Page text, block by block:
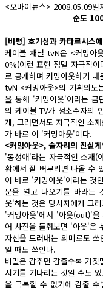
<오마이뉴스> 2008.05.09일
순도
[비평] 호기심과 카타르시스
케이블 채널 tvN은 <커밍아
0%(이런 표현 정말 자극적이
로 공개하며 커밍아웃하기 때
tvN <커밍아웃>의 기획의도
을 통해 '커밍아웃'이라는 금
의 케이블 TV가 성소수자의
게, 그러면서도 자극적인 소
가 바로 이 '커밍아웃'이다.
<커밍아웃>, 술자리의 진실
'동성애'라는 자극적인 소재(
황에서 잘 버무리면 나올 수
이 바로 '커밍아웃'이라는 것
문을 열고 나오기를 바라는
웃'하는 것은 당사자에게 그
'커밍아웃'에서 '아웃(out)'을
어 사전을 들춰보면 '아웃'은
자신을 드러내는 의미로도
일 때도 쓰인다.
비밀은 감추면 감출수록 거
시기를 기다리는 것일 수도
을 극복할 수 없기에 감출